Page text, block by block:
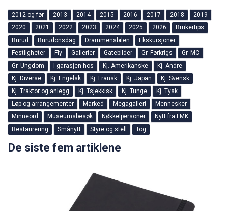
2012 og før 2013 2014 2015 2016 2017 2018
2019
2020
2021 2022 2023 2024 2025 2026
Brukertips
Burud
Burudonsdag Drammensbilen
Ekskursjoner
Festligheter
Fly Gallerier Gatebilder Gr. Førkrigs
Gr. MC
Gr. Ungdom
I garasjen hos Kj. Amerikanske
Kj. Andre
Kj. Diverse
Kj. Engelsk Kj. Fransk Kj. Japan
Kj. Svensk
Kj. Traktor og anlegg
Kj. Tsjekkisk Kj. Tunge
Kj. Tysk
Løp og arrangementer
Marked Megagalleri
Mennesker
Minneord
Museumsbesøk Nøkkelpersoner
Nytt fra LMK
Restaurering
Smånytt Styre og stell Tog
De siste fem artiklene